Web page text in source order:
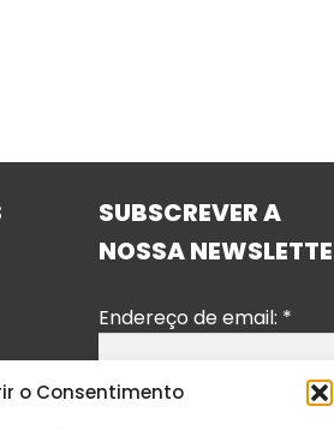
o Consentimento
SUBSCREVER A
NOSSA
Endereço de email: *